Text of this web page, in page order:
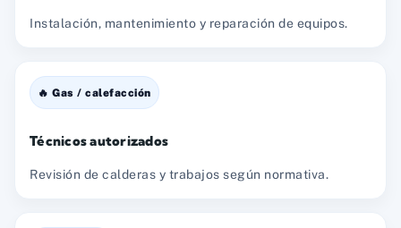
Instalación, mantenimiento y reparación de equipos.
🔥 Gas / calefacción
Técnicos autorizados
Revisión de calderas y trabajos según normativa.